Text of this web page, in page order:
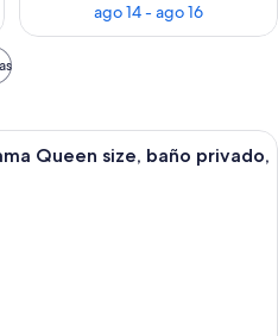
ago 14 - ago 16
Habitación doble clásica, 1 cama
Queen size, baño privado,